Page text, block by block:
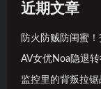
近期文章
防火防贼防闺蜜
AV女优Noa隐退
监控里的背叛拉